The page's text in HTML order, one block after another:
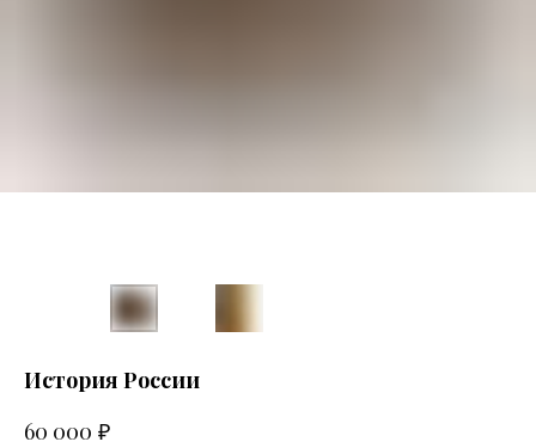
История России
60 000 ₽